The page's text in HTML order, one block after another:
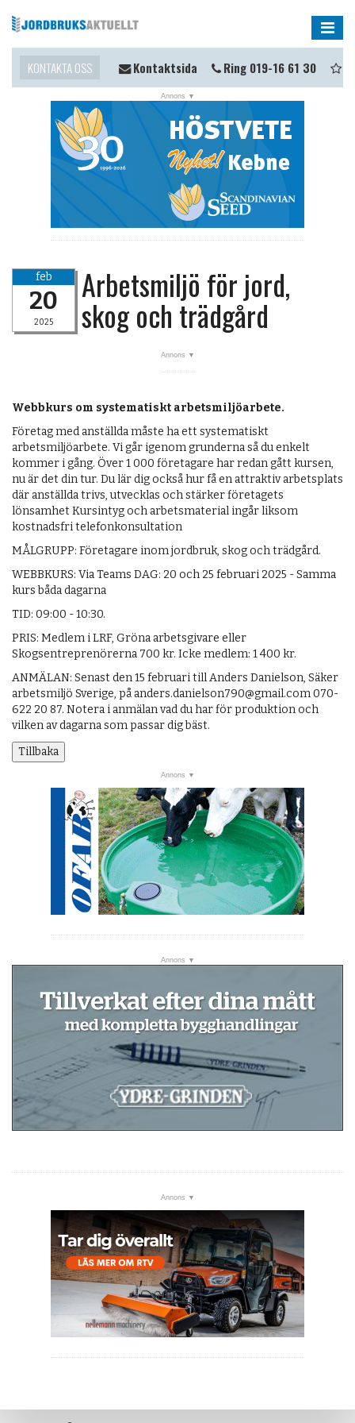
NYHETER
OPINION
KALENDER
MARKNAD
TJÄNSTER
ANNONSERA
PRENUMERERA
KONTAKTA OSS
du komma i kontakt? Kontaktsida Ring 019-16 61 30
feb
20
2025
Arbetsmiljö för jord,
skog och trädgård
Webbkurs om systematiskt arbetsmiljöarbete.
Företag med anställda måste ha ett systematiskt
arbetsmiljöarbete. Vi går igenom grunderna så du enkelt
kommer i gång. Över 1 000 företagare har redan gått kursen,
nu är det din tur. Du lär dig också hur få en attraktiv arbetsplats
där anställda trivs, utvecklas och stärker företagets
lönsamhet Kursintyg och arbetsmaterial ingår liksom
kostnadsfri telefonkonsultation
MÅLGRUPP: Företagare inom jordbruk, skog och trädgård.
WEBBKURS: Via Teams DAG: 20 och 25 februari 2025 - Samma
kurs båda dagarna
TID: 09:00 - 10:30.
PRIS: Medlem i LRF, Gröna arbetsgivare eller
Skogsentreprenörerna 700 kr. Icke medlem: 1 400 kr.
ANMÄLAN: Senast den 15 februari till Anders Danielson, Säker
arbetsmiljö Sverige, på anders.danielson790@gmail.com 070-
622 20 87. Notera i anmälan vad du har för produktion och
vilken av dagarna som passar dig bäst.
Tillbaka